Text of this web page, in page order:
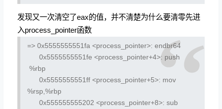
发现又一次清空了eax的值，并不清楚为什么要清零先进
入process_pointer函数
=> 0x5555555551fa <process_pointer>: endbr64
0x5555555551fe <process_pointer+4>: push
%rbp
0x5555555551ff <process_pointer+5>: mov
%rsp,%rbp
0x555555555202 <process_pointer+8>: sub